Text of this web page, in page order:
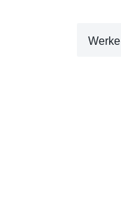
Werke